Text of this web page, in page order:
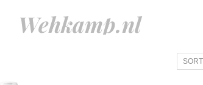
Wehkamp.nl